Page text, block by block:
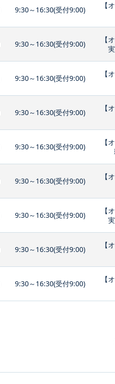
9:30～16:30(受付9:00)
【
9:30～16:30(受付9:00)
【
9:30～16:30(受付9:00)
【
9:30～16:30(受付9:00)
【
9:30～16:30(受付9:00)
【
9:30～16:30(受付9:00)
【
9:30～16:30(受付9:00)
【
9:30～16:30(受付9:00)
【
9:30～16:30(受付9:00)
【